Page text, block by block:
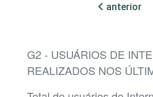
anterior
G2 - USUÁRIOS DE
REALIZADOS NOS